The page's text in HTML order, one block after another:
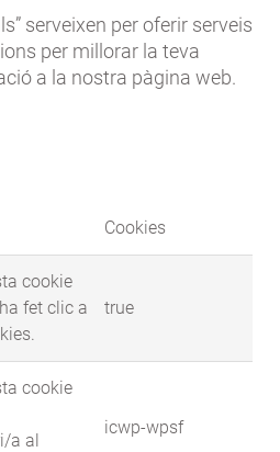
serveixen per oferir serveis
per millorar la teva
a la nostra pàgina web.
Cookies
cookie
fet clic a
true
cookie
a al
icwp-wpsf